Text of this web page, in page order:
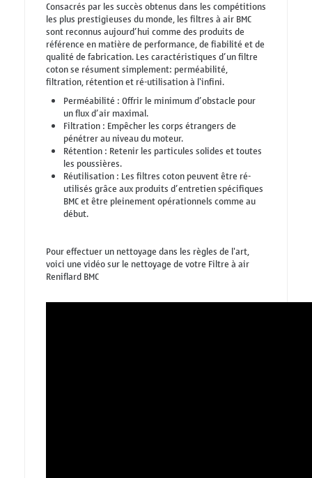
Consacrés par les succès obtenus dans les compétitions
les plus prestigieuses du monde, les filtres à air BMC
sont reconnus aujourd’hui comme des produits de
référence en matière de performance, de fiabilité et de
qualité de fabrication. Les caractéristiques d’un filtre
coton se résument simplement: perméabilité,
filtration, rétention et ré-utilisation à l'infini.
Perméabilité : Offrir le minimum d’obstacle pour
un flux d’air maximal.
Filtration : Empêcher les corps étrangers de
pénétrer au niveau du moteur.
Rétention : Retenir les particules solides et toutes
les poussières.
Réutilisation : Les filtres coton peuvent être ré-
utilisés grâce aux produits d’entretien spécifiques
BMC et être pleinement opérationnels comme au
début.
Pour effectuer un nettoyage dans les règles de l'art,
voici une vidéo sur le nettoyage de votre Filtre à air
Reniflard BMC